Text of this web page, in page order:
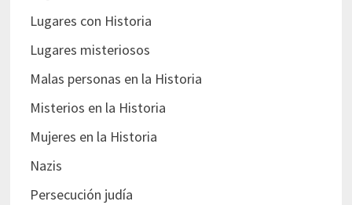
Lugares con Historia
Lugares misteriosos
Malas personas en la Historia
Misterios en la Historia
Mujeres en la Historia
Nazis
Persecución judía